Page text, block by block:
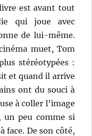
est avant tout
qui joue avec
de lui-même.
muet, Tom
stéréotypées :
et quand il arrive
ont du souci à
à coller l’image
un peu comme si
face. De son côté,